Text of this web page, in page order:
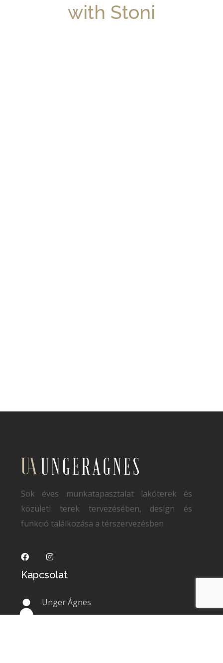
with Stoni
Sok éves munkatapasztalat lakóterek és
közületi terek tervezésében, design és
funkció találkozása a térszervezésben
Kapcsolat
Unger Ágnes